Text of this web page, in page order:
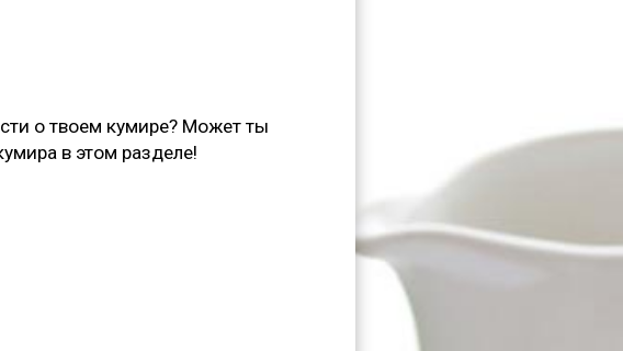
о твоем кумире? Может ты
в этом разделе!